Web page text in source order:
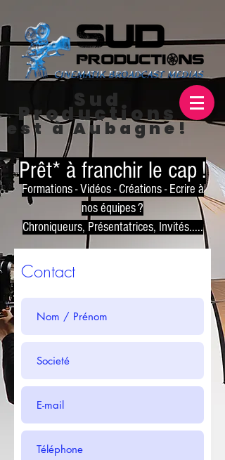
Sud
Productions
est à Aubagne!
Prêt* à franchir le cap !
Formations - Vidéos - Créations - Ecrire à
nos équipes ?
Chroniqueurs, Présentatrices, Invités.....
Contact